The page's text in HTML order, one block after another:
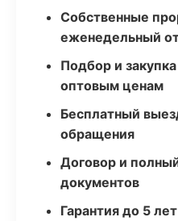
Собственные
еженедельный
Подбор и
оптовым ценам
Бесплатный
обращения
Договор и
документов
Гарантия до 5